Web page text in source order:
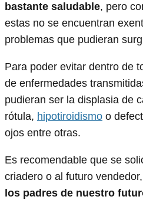
bastante saludable, pero
estas no se encuentran
problemas que pudieran
Para poder evitar dentro de
de enfermedades
pudieran ser la displasia de
rótula, hipotiroidismo o
ojos entre otras.
Es recomendable que se
criadero o al futuro vendedor,
los padres de nuestro